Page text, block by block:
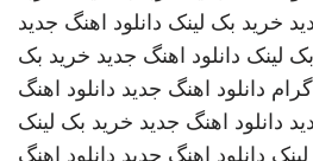
خرید بک لینک دانلود اهنگ جدید
لینک دانلود اهنگ جدید خرید بک
دانلود اهنگ جدید دانلود اهنگ
دانلود اهنگ جدید خرید بک لینک
دانلود اهنگ جدید دانلود اهنگ